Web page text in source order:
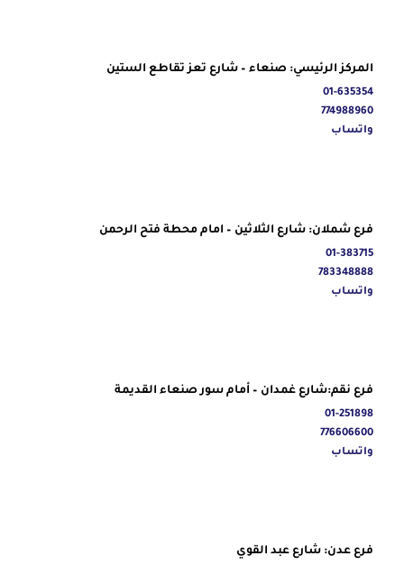
المركز الرئيسي: صنعاء – شارع تعز تقاطع الستين
01-635354
774988960
واتساب
فرع شملان: شارع الثلاثين – امام محطة فتح الرحمن
01-383715
783348888
واتساب
فرع نقم:شارع غمدان – أمام سور صنعاء القديمة
01-251898
776606600
واتساب
فرع عدن: شارع عبد القوي